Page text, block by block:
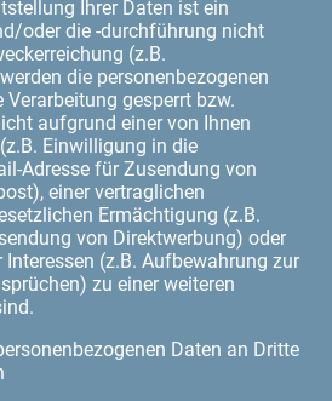
Ihrer Daten ist ein
oder die -durchführung nicht
(z.B.
die personenbezogenen
Verarbeitung gesperrt bzw.
aufgrund einer von Ihnen
Einwilligung in die
Adresse für Zusendung von
einer vertraglichen
Ermächtigung (z.B.
von Direktwerbung) oder
(z.B. Aufbewahrung zur
zu einer weiteren
Daten an Dritte